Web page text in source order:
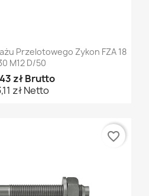
Przelotowego Zykon FZA 18
M12 D/50
zł Brutto
zł Netto
favorite_border